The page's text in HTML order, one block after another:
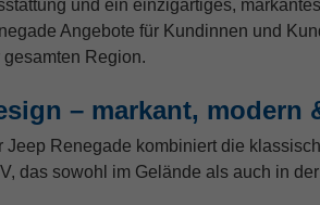
und ein einzigartiges,
Angebote für Kundinnen und
gesamten Region.
– markant, modern
Jeep Renegade kombiniert die
das sowohl im Gelände als auch in